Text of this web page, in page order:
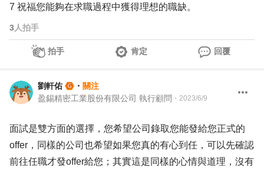
7 祝福您能夠在求職過程中獲得理想的職缺。
3人拍手
拍手 肯定 回覆
劉軒佑 ・ 關注
盈錫精密工業股份有限公司 執行顧問 ・ 2023/6/9
面試是雙方面的選擇，您希望公司錄取您能發給您正式的
offer，同樣的公司也希望如果您真的有心到任，可以先確認
前往任職才發offer給您；其實這是同樣的心情與道理，沒有